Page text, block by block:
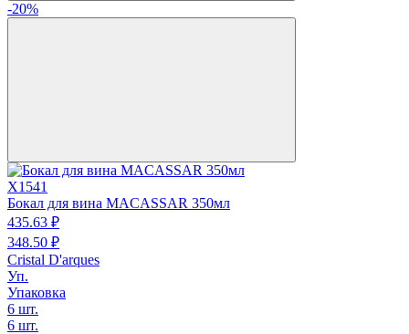
-20%
X1541
Бокал для вина MACASSAR 350мл
435.63 ₽
348.50 ₽
Cristal D'arques
Уп.
Упаковка
6 шт.
6 шт.